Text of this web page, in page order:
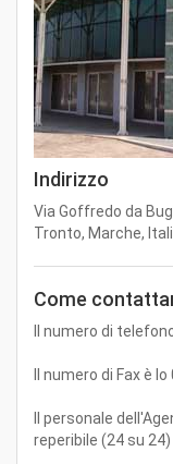
Indirizzo
Via Goffredo da
Tronto, Marche,
Come
Il numero di
Il numero di Fax è
Il personale
reperibile (24 su 24)